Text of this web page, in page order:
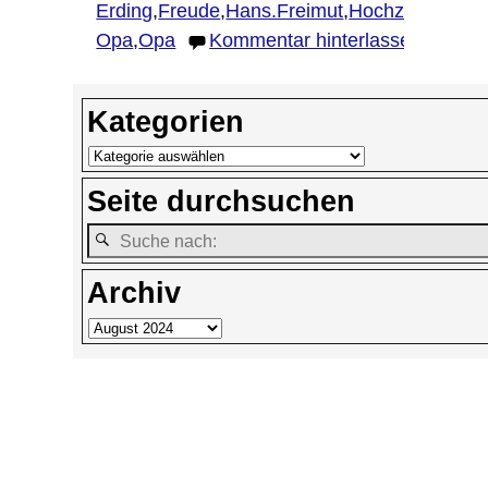
Erding,Freude,Hans.Freimut,Hochzeitstag
Opa,Opa Kommentar hinterlassen
Kategorien
Seite durchsuchen
Archiv